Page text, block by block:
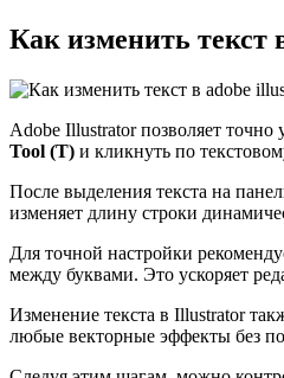
Как изменить текст
Adobe Illustrator позволяет
Tool (T) и кликнуть по
После выделения текста на
изменяет длину строки
Для точной настройки
между буквами. Это ускоряет
Изменение текста в Illustrator
любые векторные эффекты без